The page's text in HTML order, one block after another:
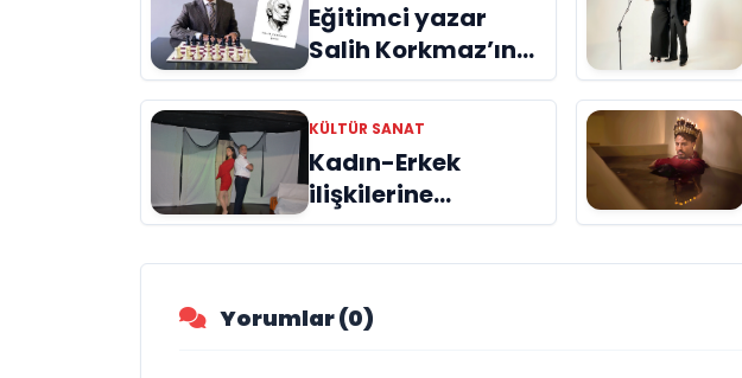
Eğitimci yazar
Salih Korkmaz’ın
EĞİTİM kitabı hala
büyük ilgi görmeye
devam ediyor
KÜLTÜR SANAT
Kadın-Erkek
ilişkilerine
“Araf’tan mizahi
bir bakış
Yorumlar (0)